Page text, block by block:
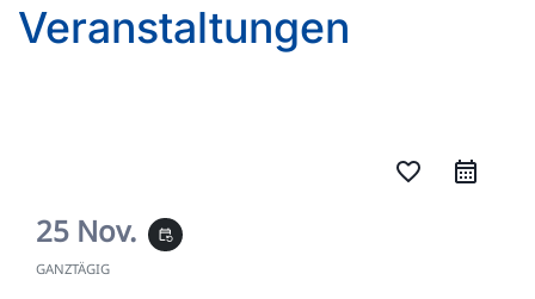
Veranstaltungen
favorite_border
25 Nov. event_repeat
GANZTÄGIG